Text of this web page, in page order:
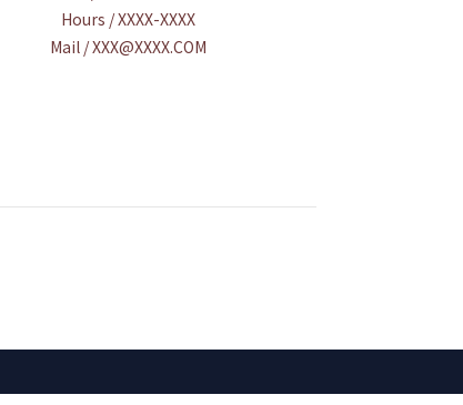
Hours / XXXX-XXXX
Mail / XXX@XXXX.COM